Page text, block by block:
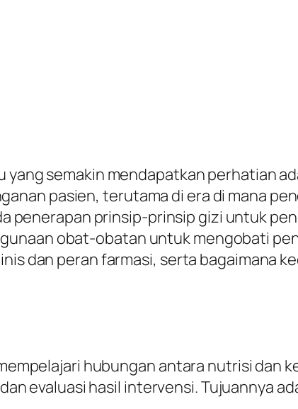
yang semakin mendapatkan perhatian
pasien, terutama di era di mana
penerapan prinsip-prinsip gizi untuk
obat-obatan untuk mengobati
dan peran farmasi, serta bagaimana
hubungan antara nutrisi dan
evaluasi hasil intervensi. Tujuannya